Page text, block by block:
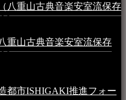
八重山古典音楽安室流保存
重山古典音楽安室流保存
都市ISHIGAKI推進フォー